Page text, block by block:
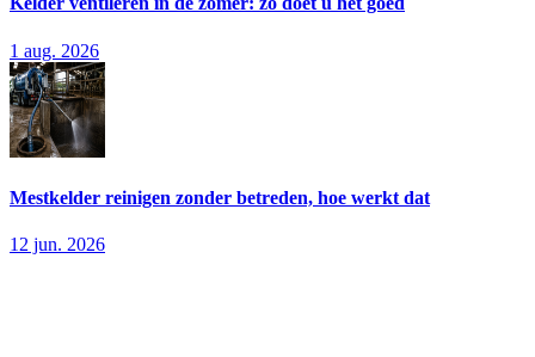
1 aug. 2026
Mestkelder reinigen zonder betreden, hoe werkt dat
12 jun. 2026